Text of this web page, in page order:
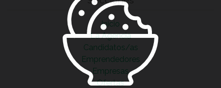
Inicio
La Agencia
Candidatos/as
Emprendedores
Empresas
Ofertas